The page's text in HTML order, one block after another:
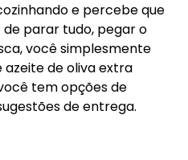
e percebe que
de parar tudo, pegar o
você simplesmente
azeite de oliva extra
tem opções de
de entrega.